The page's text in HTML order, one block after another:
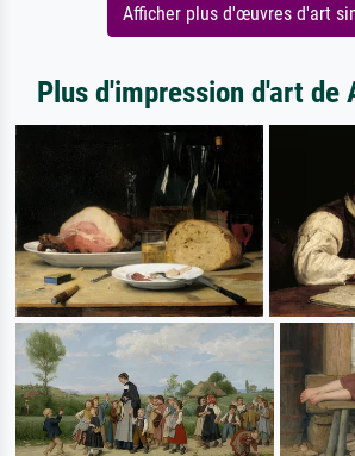
Afficher plus d'œuvres d'art
Plus d'impression d'art de